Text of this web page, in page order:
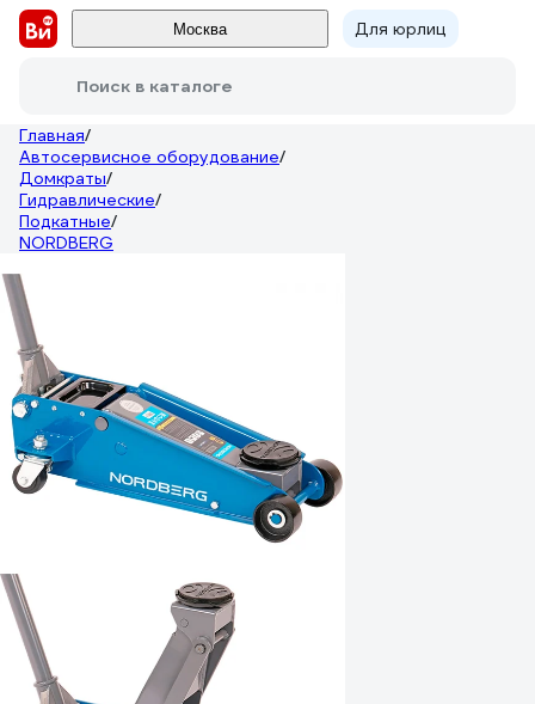
Москва Для юрлиц
Поиск в каталоге
Главная/
Автосервисное оборудование/
Домкраты/
Гидравлические/
Подкатные/
NORDBERG